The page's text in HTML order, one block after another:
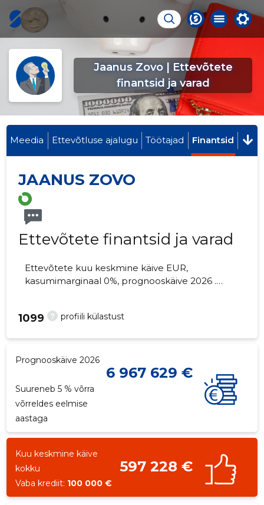
Jaanus Zovo | Ettevõtete
finantsid ja varad
Meedia Ettevõtluse ajalugu Töötajad Finantsid
JAANUS ZOVO
Ettevõtete finantsid ja varad
Ettevõtete kuu keskmine käive EUR,
kasumimarginaal 0%, prognooskäive 2026 .
? profiili külastust
1099
Prognooskäive 2026
6 967 629 €
Suureneb 5 % võrra
võrreldes eelmise
aastaga
Kuu keskmine käive
kokku
597 228 €
Vaba krediit: 100 000 €